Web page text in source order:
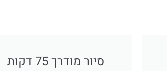
סיור מודרך 75 דקות